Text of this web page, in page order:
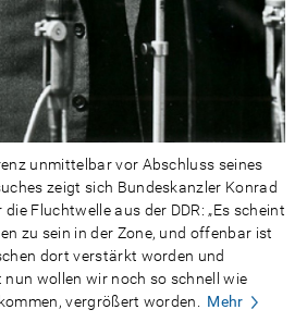
unmittelbar vor Abschluss seines
zeigt sich Bundeskanzler Konrad
Fluchtwelle aus der DDR: „Es scheint
zu sein in der Zone, und offenbar ist
dort verstärkt worden und
nun wollen wir noch so schnell wie
vergrößert worden.
Mehr